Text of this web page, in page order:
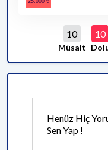
10
Müsait
10
Henüz Hiç
Sen Yap !